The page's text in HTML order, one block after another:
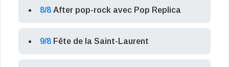
8/8 After pop-rock avec Pop Replica
9/8 Fête de la Saint-Laurent